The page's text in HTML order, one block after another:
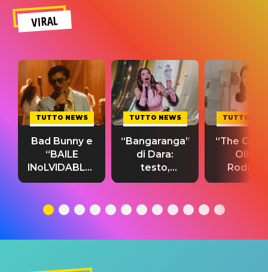
VIRAL
TUTTO NEWS
Bad Bunny e
“BAILE
INoLVIDABLE”:
testo,
significato
TUTTO NEWS
“Bangaranga”
di Dara:
testo,
traduzione e
del singolo
TUTTO
“The
Olivia
testo,